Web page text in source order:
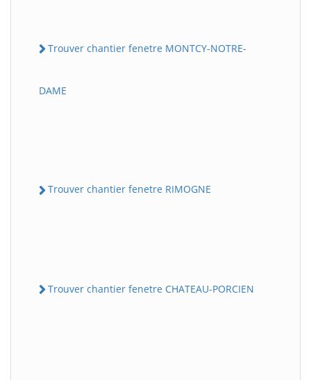
Trouver chantier fenetre MONTCY-NOTRE-
DAME
Trouver chantier fenetre RIMOGNE
Trouver chantier fenetre CHATEAU-PORCIEN